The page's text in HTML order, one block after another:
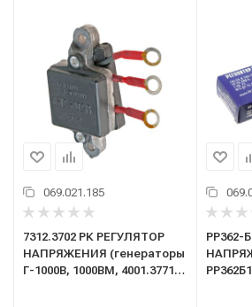
069.021.185
7312.3702 РК РЕГУЛЯТОР
НАПРЯЖЕНИЯ (генераторы
Г-1000В, 1000ВМ, 4001.3771,
РР362-